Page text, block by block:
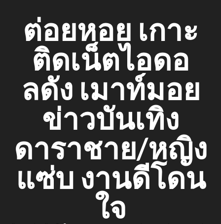
contentต่อยหอย เกาะ
ติดเน็ตไอดอ
ลดัง เมาท์มอย
ข่าวบันเทิง
ดาราชาย/หญิง
แซ่บ งานดีโดน
ใจ